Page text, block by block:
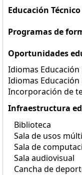
Educación
Programas de
Oportunidades
Idiomas Educación
Idiomas
Incorporación de
Infraestructura
Biblioteca
Sala de usos
Sala de
Sala audiovisual
Cancha de